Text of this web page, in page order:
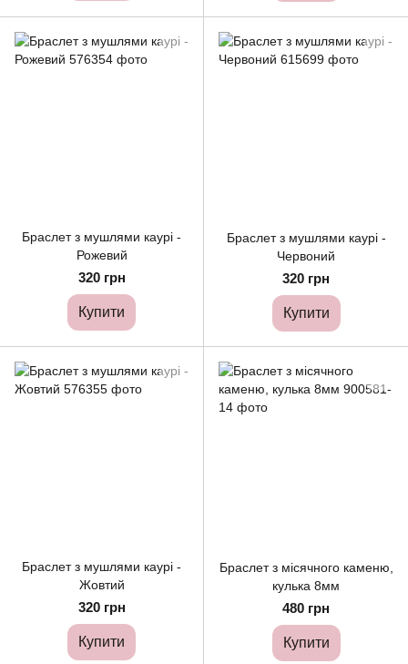
Браслет з мушлями каурі -
Рожевий
320 грн
Купити
Браслет з мушлями каурі -
Червоний
320 грн
Купити
Браслет з мушлями каурі -
Жовтий
320 грн
Купити
Браслет з місячного каменю,
кулька 8мм
480 грн
Купити